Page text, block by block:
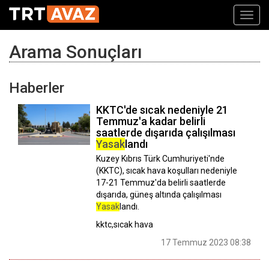
Arama Sonuçları
Haberler
KKTC'de sıcak nedeniyle 21
Temmuz'a kadar belirli
saatlerde dışarıda çalışılması
Yasak landı
Kuzey Kıbrıs Türk Cumhuriyeti'nde
(KKTC), sıcak hava koşulları nedeniyle
17-21 Temmuz'da belirli saatlerde
dışarıda, güneş altında çalışılması
Yasaklandı.
kktc,sıcak hava
17 Temmuz 2023 08:38